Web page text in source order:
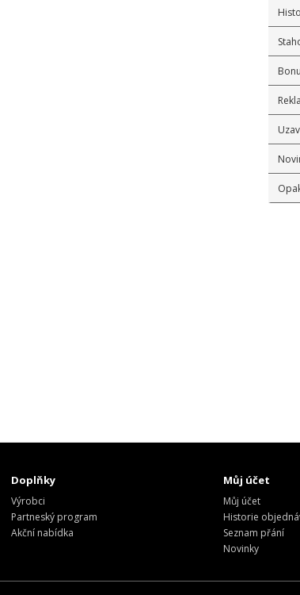
Doplňky
Výrobci
Partneský program
Akční nabídka
Můj účet
Můj účet
Historie
Seznam přání
Novinky